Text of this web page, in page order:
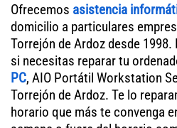
Ofrecemos asistencia
domicilio a particulares
Torrejón de Ardoz desde 1998.
si necesitas reparar tu
PC, AIO Portátil Workstation
Torrejón de Ardoz. Te lo
horario que más te convenga